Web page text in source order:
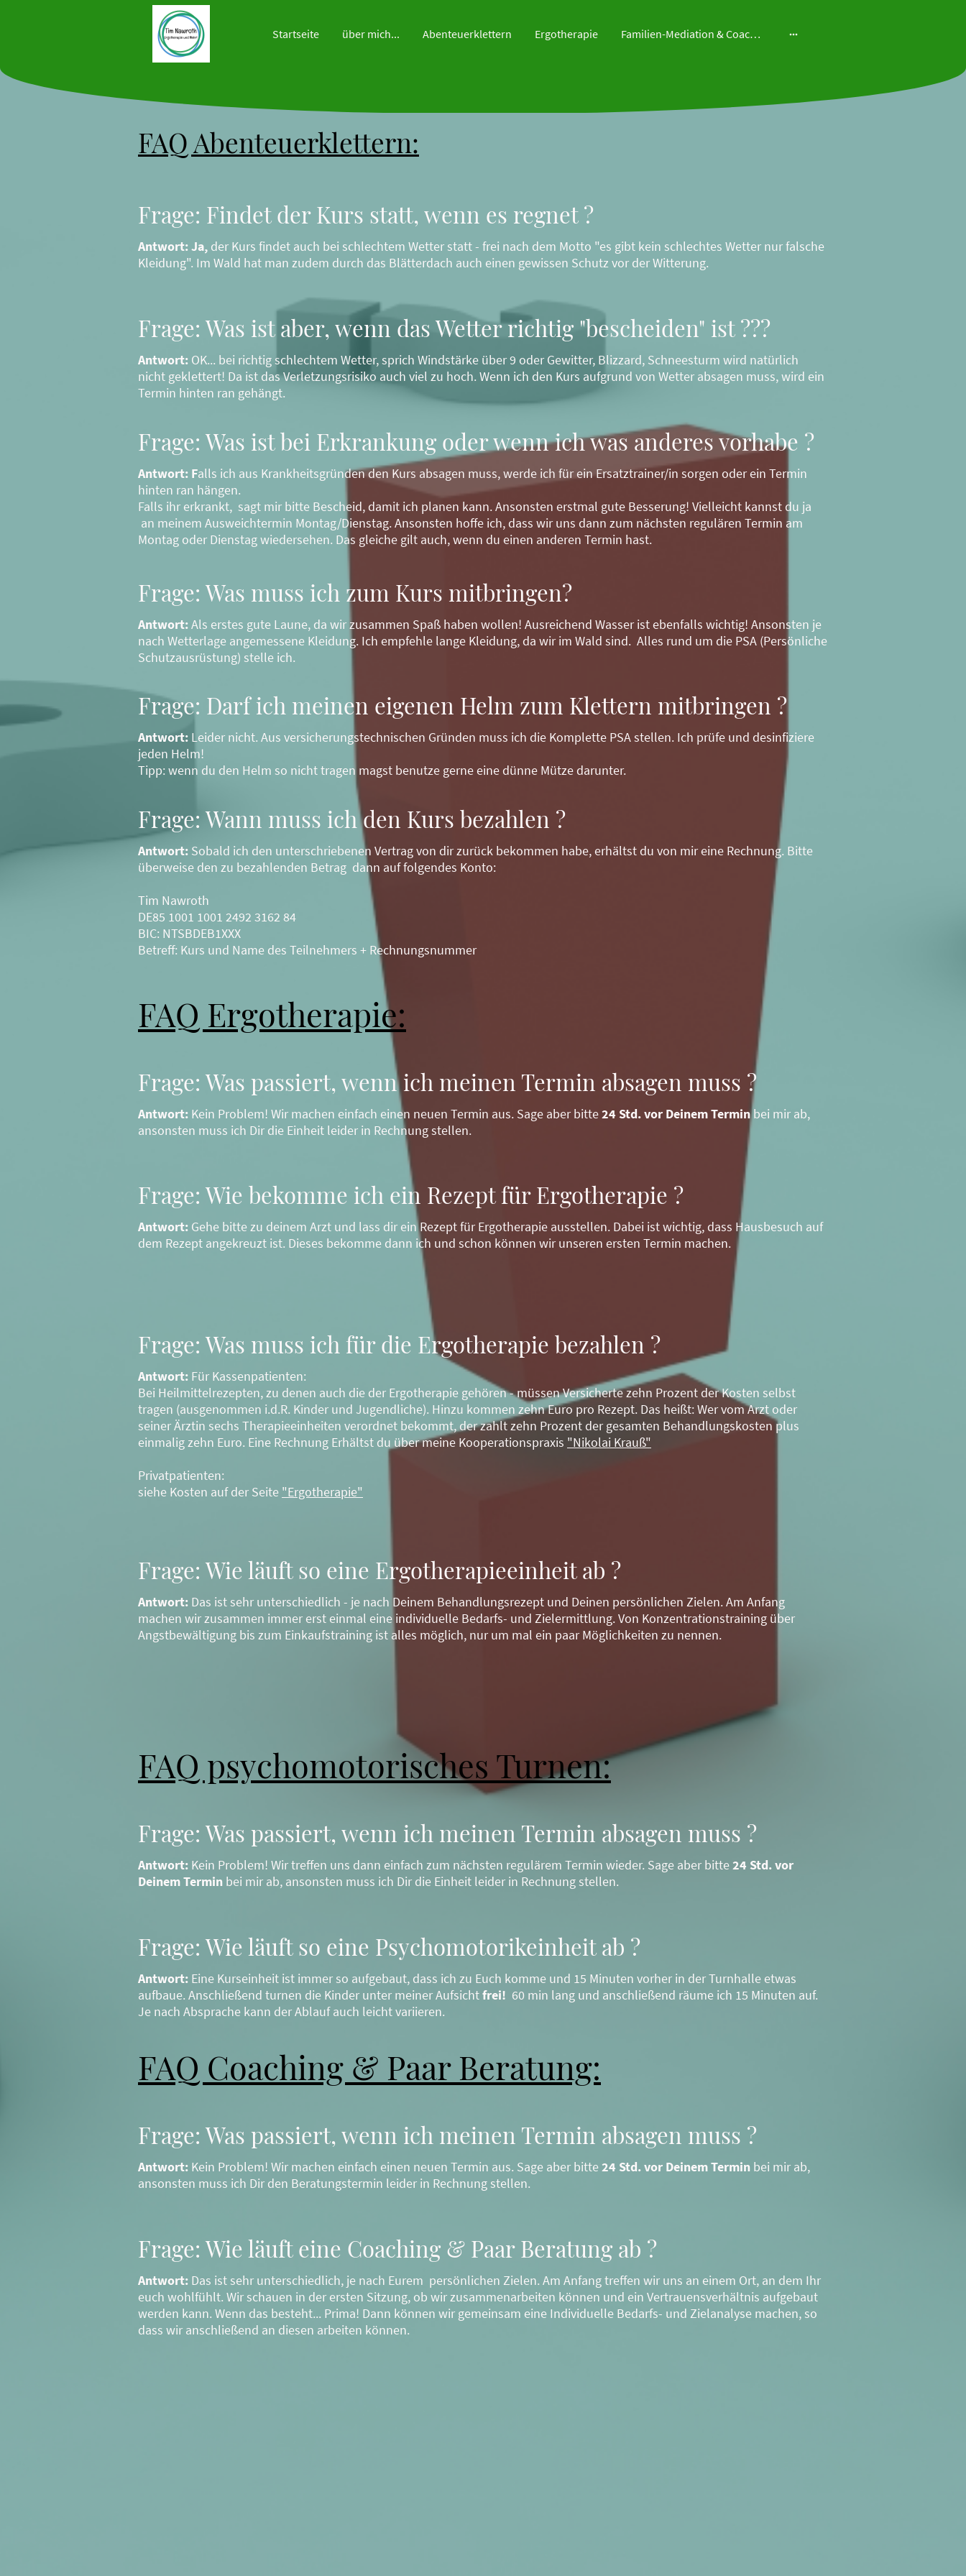
Startseite über mich... Abenteuerklettern Ergotherapie Familien-Mediation & Coaching
FAQ Abenteuerklettern:
Frage: Findet der Kurs statt, wenn es regnet ?
Antwort: Ja, der Kurs findet auch bei schlechtem Wetter statt - frei nach dem Motto "es gibt kein schlechtes Wetter nur falsche
Kleidung". Im Wald hat man zudem durch das Blätterdach auch einen gewissen Schutz vor der Witterung.
Frage: Was ist aber, wenn das Wetter richtig "bescheiden" ist ???
Antwort: OK... bei richtig schlechtem Wetter, sprich Windstärke über 9 oder Gewitter, Blizzard, Schneesturm wird natürlich
nicht geklettert! Da ist das Verletzungsrisiko auch viel zu hoch. Wenn ich den Kurs aufgrund von Wetter absagen muss, wird ein
Termin hinten ran gehängt.
Frage: Was ist bei Erkrankung oder wenn ich was anderes vorhabe ?
Antwort: Falls ich aus Krankheitsgründen den Kurs absagen muss, werde ich für ein Ersatztrainer/in sorgen oder ein Termin
hinten ran hängen.
Falls ihr erkrankt, sagt mir bitte Bescheid, damit ich planen kann. Ansonsten erstmal gute Besserung! Vielleicht kannst du ja
an meinem Ausweichtermin Montag/Dienstag. Ansonsten hoffe ich, dass wir uns dann zum nächsten regulären Termin am
Montag oder Dienstag wiedersehen. Das gleiche gilt auch, wenn du einen anderen Termin hast.
Frage: Was muss ich zum Kurs mitbringen?
Antwort:Als erstes gute Laune, da wir zusammen Spaß haben wollen! Ausreichend Wasser ist ebenfalls wichtig! Ansonsten je
nach Wetterlage angemessene Kleidung. Ich empfehle lange Kleidung, da wir im Wald sind. Alles rund um die PSA (Persönliche
Schutzausrüstung) stelle ich.
Frage: Darf ich meinen eigenen Helm zum Klettern mitbringen ?
Antwort: Leider nicht. Aus versicherungstechnischen Gründen muss ich die Komplette PSA stellen. Ich prüfe und desinfiziere
jeden Helm!
Tipp: wenn du den Helm so nicht tragen magst benutze gerne eine dünne Mütze darunter.
Frage: Wann muss ich den Kurs bezahlen ?
Antwort: Sobald ich den unterschriebenen Vertrag von dir zurück bekommen habe, erhältst du von mir eine Rechnung. Bitte
überweise den zu bezahlenden Betrag dann auf folgendes Konto:
Tim Nawroth
DE85 1001 1001 2492 3162 84
BIC: NTSBDEB1XXX
Betreff: Kurs und Name des Teilnehmers + Rechnungsnummer
Frage: Was passiert, wenn ich meinen Termin absagen muss ?
Antwort: Kein Problem! Wir machen einfach einen neuen Termin aus. Sage aber bitte24 Std. vor Deinem Terminbei mir ab,
ansonsten muss ich Dir die Einheit leider in Rechnung stellen.
FAQ Ergotherapie:
Frage: Wie bekomme ich ein Rezept für Ergotherapie ?
Antwort: Gehe bitte zu deinem Arzt und lass dir ein Rezept für Ergotherapie ausstellen. Dabei ist wichtig, dass Hausbesuch auf
dem Rezept angekreuzt ist. Dieses bekomme dann ich und schon können wir unseren ersten Termin machen.
Frage: Was muss ich für die Ergotherapie bezahlen ?
Antwort: Für Kassenpatienten:
Bei Heilmittelrezepten, zu denen auch die der Ergotherapie gehören - müssen Versicherte zehn Prozent der Kosten selbst
tragen (ausgenommen i.d.R. Kinder und Jugendliche). Hinzu kommen zehn Euro pro Rezept. Das heißt: Wer vom Arzt oder
seiner Ärztin sechs Therapieeinheiten verordnet bekommt, der zahlt zehn Prozent der gesamten Behandlungskosten plus
einmalig zehn Euro. Eine Rechnung Erhältst du über meine Kooperationspraxis "Nikolai Krauß"
Privatpatienten:
siehe Kosten auf der Seite "Ergotherapie"
Frage: Wie läuft so eine Ergotherapieeinheit ab ?
Antwort: Das ist sehr unterschiedlich - je nach Deinem Behandlungsrezept und Deinen persönlichen Zielen. Am Anfang
machen wir zusammen immer erst einmal eine individuelle Bedarfs- und Zielermittlung. Von Konzentrationstraining über
Angstbewältigung bis zum Einkaufstraining ist alles möglich, nur um mal ein paar Möglichkeiten zu nennen.
FAQ psychomotorisches Turnen:
Frage: Was passiert, wenn ich meinen Termin absagen muss ?
Antwort: Kein Problem! Wir treffen uns dann einfach zum nächsten regulärem Termin wieder. Sage aber bitte24 Std. vor
Deinem Termin bei mir ab, ansonsten muss ich Dir die Einheit leider in Rechnung stellen.
Frage: Wie läuft so eine Psychomotorikeinheit ab ?
Antwort: Eine Kurseinheit ist immer so aufgebaut, dass ich zu Euch komme und 15 Minuten vorher in der Turnhalle etwas
aufbaue. Anschließend turnen die Kinder unter meiner Aufsichtfrei! 60 min lang und anschließend räume ich 15 Minuten auf.
Je nach Absprache kann der Ablauf auch leicht variieren.
FAQ Coaching & Paar Beratung:
Frage: Was passiert, wenn ich meinen Termin absagen muss ?
Antwort: Kein Problem! Wir machen einfach einen neuen Termin aus. Sage aber bitte24 Std. vor Deinem Termin bei mir ab,
ansonsten muss ich Dir den Beratungstermin leider in Rechnung stellen.
Frage: Wie läuft eine Coaching & Paar Beratung ab ?
Antwort: Das ist sehr unterschiedlich, je nach Eurem persönlichen Zielen. Am Anfang treffen wir uns an einem Ort, an dem Ihr
euch wohlfühlt. Wir schauen in der ersten Sitzung, ob wir zusammenarbeiten können und ein Vertrauensverhältnis aufgebaut
werden kann. Wenn das besteht... Prima! Dann können wir gemeinsam eine Individuelle Bedarfs- und Zielanalyse machen, so
dass wir anschließend an diesen arbeiten können.